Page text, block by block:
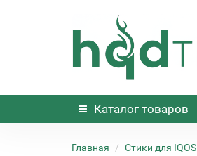
Каталог товаров
Главная Стики для IQOS